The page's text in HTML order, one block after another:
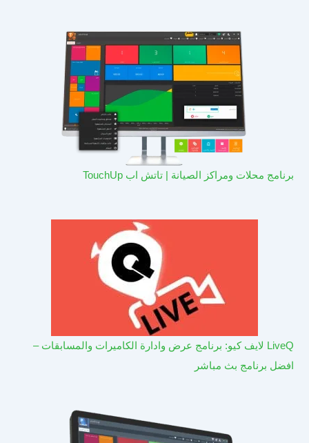
برنامج محلات ومراكز الصيانة | تاتش اب TouchUp
LiveQ لايف كيو: برنامج عرض وادارة الكاميرات والمسابقات –
افضل برنامج بث مباشر